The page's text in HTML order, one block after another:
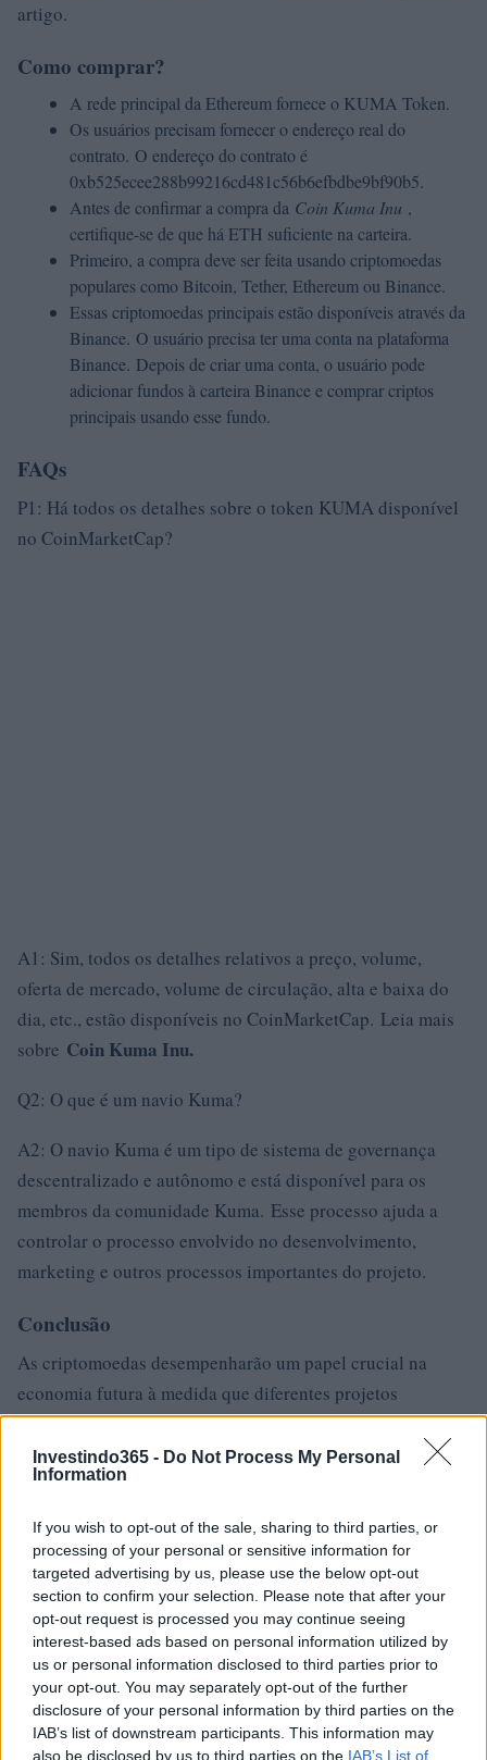
Investindo365 - Do Not Process My Personal
Information
If you wish to opt-out of the sale, sharing to third parties, or
processing of your personal or sensitive information for
targeted advertising by us, please use the below opt-out
section to confirm your selection. Please note that after your
opt-out request is processed you may continue seeing
interest-based ads based on personal information utilized by
us or personal information disclosed to third parties prior to
your opt-out. You may separately opt-out of the further
disclosure of your personal information by third parties on the
IAB’s list of downstream participants. This information may
also be disclosed by us to third parties on the IAB’s List of
artigo.
Como comprar?
A rede principal da Ethereum fornece o KUMA Token.
Os usuários precisam fornecer o endereço real do
contrato. O endereço do contrato é
0xb525ecee288b99216cd481c56b6efbdbe9bf90b5.
Antes de confirmar a compra da Coin Kuma Inu ,
certifique-se de que há ETH suficiente na carteira.
Primeiro, a compra deve ser feita usando criptomoedas
populares como Bitcoin, Tether, Ethereum ou Binance.
Essas criptomoedas principais estão disponíveis através da
Binance. O usuário precisa ter uma conta na plataforma
Binance. Depois de criar uma conta, o usuário pode
adicionar fundos à carteira Binance e comprar criptos
principais usando esse fundo.
FAQs
P1: Há todos os detalhes sobre o token KUMA disponível
no CoinMarketCap?
A1: Sim, todos os detalhes relativos a preço, volume,
oferta de mercado, volume de circulação, alta e baixa do
dia, etc., estão disponíveis no CoinMarketCap. Leia mais
sobre Coin Kuma Inu.
Q2: O que é um navio Kuma?
A2: O navio Kuma é um tipo de sistema de governança
descentralizado e autônomo e está disponível para os
membros da comunidade Kuma. Esse processo ajuda a
controlar o processo envolvido no desenvolvimento,
marketing e outros processos importantes do projeto.
Conclusão
As criptomoedas desempenharão um papel crucial na
economia futura à medida que diferentes projetos
baseados em tokens estão sendo iniciados. Por exemplo, o
token KUMA também funciona em um projeto importante
semelhante.
AUTOR
Giorgia Stromeo